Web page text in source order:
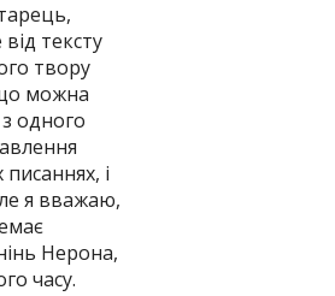
тексту
твору
що можна
одного
і
я вважаю,
Нерона,
часу.